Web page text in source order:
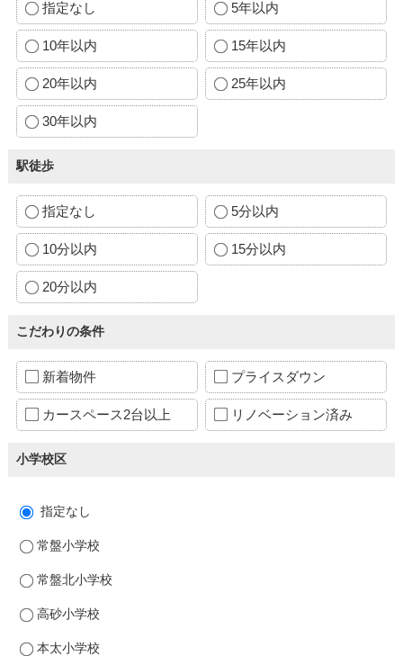
指定なし 5年以内
10年以内 15年以内
20年以内 25年以内
30年以内
駅徒歩
指定なし 5分以内
10分以内 15分以内
20分以内
こだわりの条件
新着物件 プライスダウン
カースペース2台以上 リノベーション済み
小学校区
指定なし
常盤小学校
常盤北小学校
高砂小学校
本太小学校